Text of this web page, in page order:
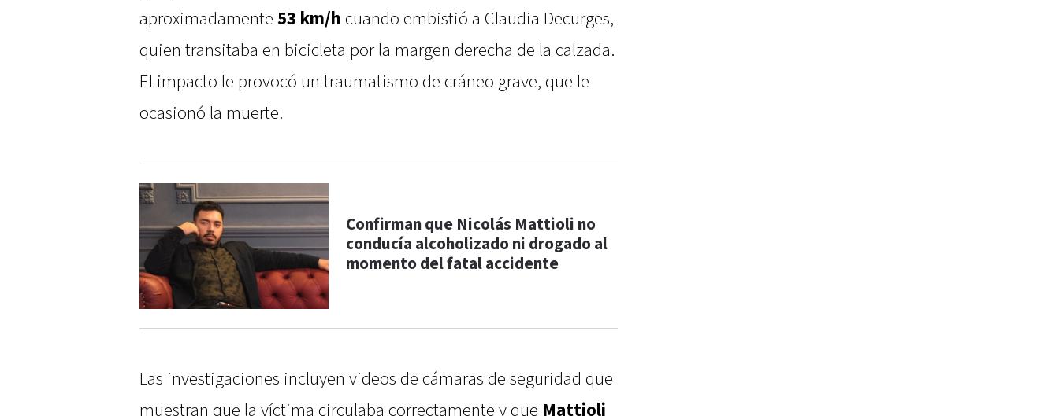
aproximadamente 53 km/h cuando embistió a Claudia Decurges,
quien transitaba en bicicleta por la margen derecha de la calzada.
El impacto le provocó un traumatismo de cráneo grave, que le
ocasionó la muerte.
Confirman que Nicolás Mattioli no
conducía alcoholizado ni drogado al
momento del fatal accidente
Las investigaciones incluyen videos de cámaras de seguridad que
muestran que la víctima circulaba correctamente y que Mattioli